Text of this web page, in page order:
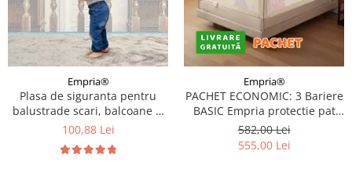
Empria®
Plasa de siguranta pentru
balustrade scari, balcoane si
terase, 300 x 78 cm, alb
100,88 Lei
Empria®
PACHET ECONOMIC: 3 Bariere
BASIC Empria protectie pat
160X200 cm
582,00 Lei
555,00 Lei